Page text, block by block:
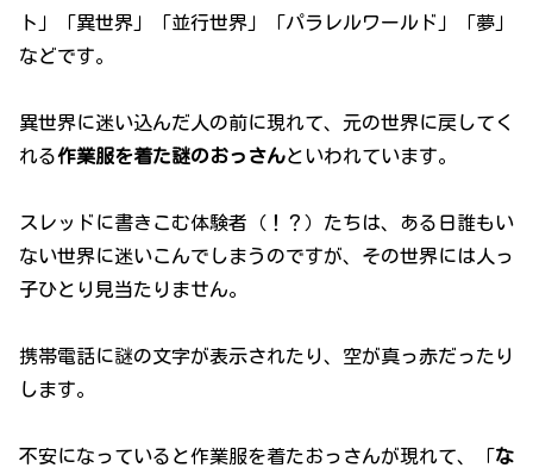
ト」「異世界」「並行世界」「パラレルワールド」「夢」
などです。
異世界に迷い込んだ人の前に現れて、元の世界に戻してく
れる作業服を着た謎のおっさんといわれています。
スレッドに書きこむ体験者（！？）たちは、ある日誰もい
ない世界に迷いこんでしまうのですが、その世界には人っ
子ひとり見当たりません。
携帯電話に謎の文字が表示されたり、空が真っ赤だったり
します。
不安になっていると作業服を着たおっさんが現れて、「な